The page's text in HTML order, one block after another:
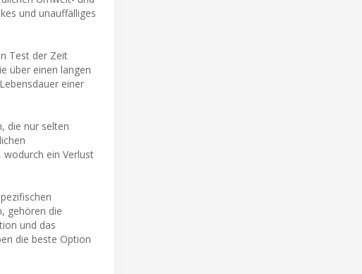
und unauffälliges
Test der Zeit
über einen langen
einer
die nur selten
wodurch ein Verlust
gehören die
und das
die beste Option